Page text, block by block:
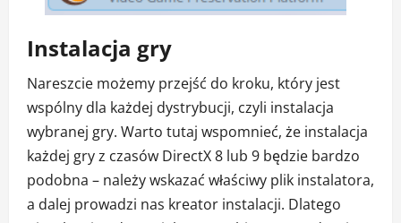
Instalacja gry
Nareszcie możemy przejść do kroku, który jest
wspólny dla każdej dystrybucji, czyli instalacja
wybranej gry. Warto tutaj wspomnieć, że instalacja
każdej gry z czasów DirectX 8 lub 9 będzie bardzo
podobna – należy wskazać właściwy plik instalatora,
a dalej prowadzi nas kreator instalacji. Dlatego